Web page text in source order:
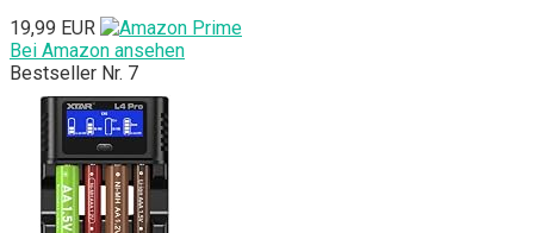
19,99 EUR
Bei Amazon ansehen
Bestseller Nr. 7